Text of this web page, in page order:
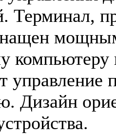
Терминал,
компьютеру
управление
Дизайн